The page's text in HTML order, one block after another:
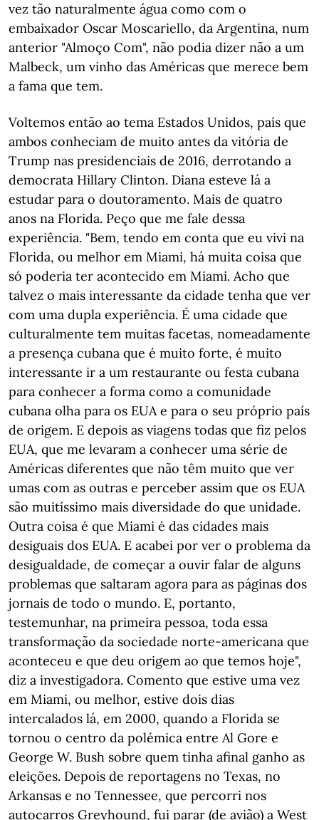
vez tão naturalmente água como com o
embaixador Oscar Moscariello, da Argentina, num
anterior "Almoço Com", não podia dizer não a um
Malbeck, um vinho das Américas que merece bem
a fama que tem.
Voltemos então ao tema Estados Unidos, país que
ambos conheciam de muito antes da vitória de
Trump nas presidenciais de 2016, derrotando a
democrata Hillary Clinton. Diana esteve lá a
estudar para o doutoramento. Mais de quatro
anos na Florida. Peço que me fale dessa
experiência. "Bem, tendo em conta que eu vivi na
Florida, ou melhor em Miami, há muita coisa que
só poderia ter acontecido em Miami. Acho que
talvez o mais interessante da cidade tenha que ver
com uma dupla experiência. É uma cidade que
culturalmente tem muitas facetas, nomeadamente
a presença cubana que é muito forte, é muito
interessante ir a um restaurante ou festa cubana
para conhecer a forma como a comunidade
cubana olha para os EUA e para o seu próprio país
de origem. E depois as viagens todas que fiz pelos
EUA, que me levaram a conhecer uma série de
Américas diferentes que não têm muito que ver
umas com as outras e perceber assim que os EUA
são muitíssimo mais diversidade do que unidade.
Outra coisa é que Miami é das cidades mais
desiguais dos EUA. E acabei por ver o problema da
desigualdade, de começar a ouvir falar de alguns
problemas que saltaram agora para as páginas dos
jornais de todo o mundo. E, portanto,
testemunhar, na primeira pessoa, toda essa
transformação da sociedade norte-americana que
aconteceu e que deu origem ao que temos hoje",
diz a investigadora. Comento que estive uma vez
em Miami, ou melhor, estive dois dias
intercalados lá, em 2000, quando a Florida se
tornou o centro da polémica entre Al Gore e
George W. Bush sobre quem tinha afinal ganho as
eleições. Depois de reportagens no Texas, no
Arkansas e no Tennessee, que percorri nos
autocarros Greyhound, fui parar (de avião) a West